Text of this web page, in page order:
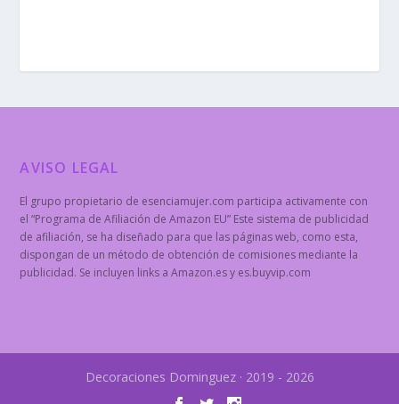
AVISO LEGAL
El grupo propietario de esenciamujer.com participa activamente con
el “Programa de Afiliación de Amazon EU” Este sistema de publicidad
de afiliación, se ha diseñado para que las páginas web, como esta,
dispongan de un método de obtención de comisiones mediante la
publicidad. Se incluyen links a Amazon.es y es.buyvip.com
Decoraciones Dominguez · 2019 - 2026